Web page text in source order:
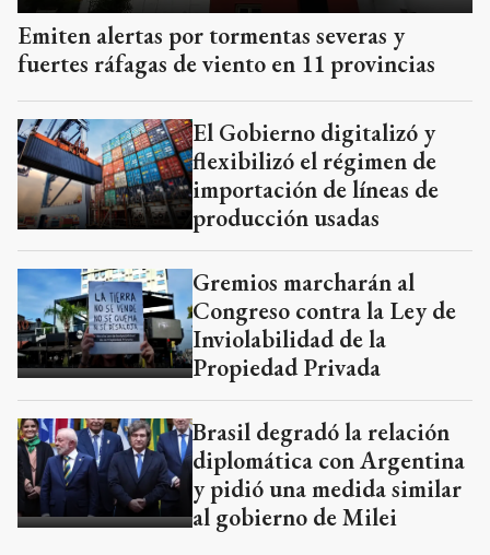
Emiten alertas por tormentas severas y
fuertes ráfagas de viento en 11 provincias
El Gobierno digitalizó y
flexibilizó el régimen de
importación de líneas de
producción usadas
Gremios marcharán al
Congreso contra la Ley de
Inviolabilidad de la
Propiedad Privada
Brasil degradó la relación
diplomática con Argentina
y pidió una medida similar
al gobierno de Milei